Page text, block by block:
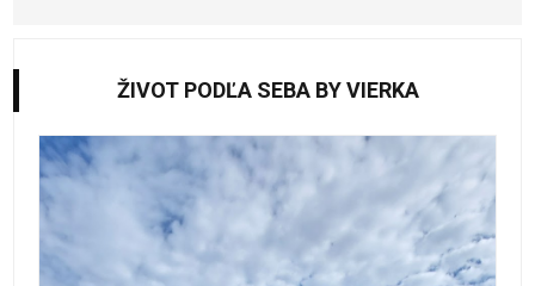
ŽIVOT PODĽA SEBA BY VIERKA